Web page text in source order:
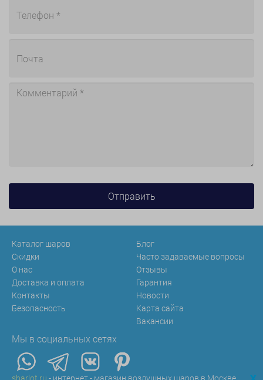
Каталог шаров
Скидки
О нас
Доставка и оплата
Контакты
Безопасность
Блог
Часто задаваемые вопросы
Отзывы
Гарантия
Новости
Карта сайта
Вакансии
Мы в социальных сетях